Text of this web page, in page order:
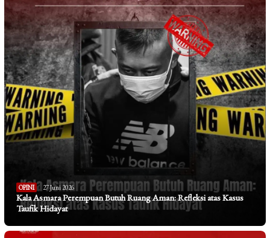
OPINI 27 Juni 2026
Kala Asmara Perempuan Butuh Ruang Aman: Refleksi atas Kasus
Taufik Hidayat